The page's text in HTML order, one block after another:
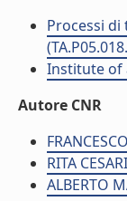
Processi
Institute of
Autore CNR
RITA CESARI
ALBERTO